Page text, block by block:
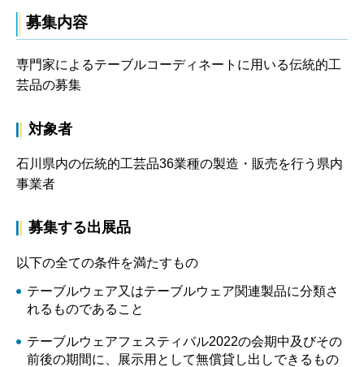
募集内容
専門家によるテーブルコーディネートに用いる伝統的工
芸品の募集
対象者
石川県内の伝統的工芸品36業種の製造・販売を行う県内
事業者
募集する出展品
以下の全ての条件を満たすもの
テーブルウェア又はテーブルウェア関連製品に分類さ
れるものであること
テーブルウェアフェスティバル2022の会期中及びその
前後の期間に、展示用として無償貸し出しできるもの